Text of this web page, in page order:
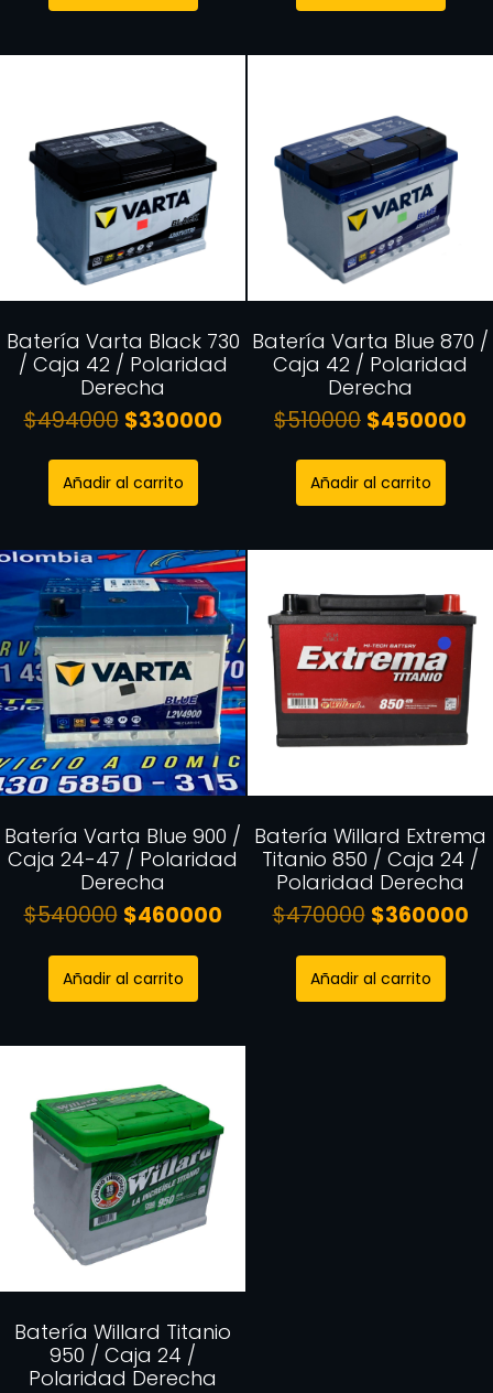
Batería Varta Black 730
/ Caja 42 / Polaridad
Derecha
$494000 $330000
Añadir al carrito
Batería Varta Blue 870 /
Caja 42 / Polaridad
Derecha
$510000 $450000
Añadir al carrito
Batería Varta Blue 900 /
Caja 24-47 / Polaridad
Derecha
$540000 $460000
Añadir al carrito
Batería Willard Extrema
Titanio 850 / Caja 24 /
Polaridad Derecha
$470000 $360000
Añadir al carrito
Batería Willard Titanio
950 / Caja 24 /
Polaridad Derecha